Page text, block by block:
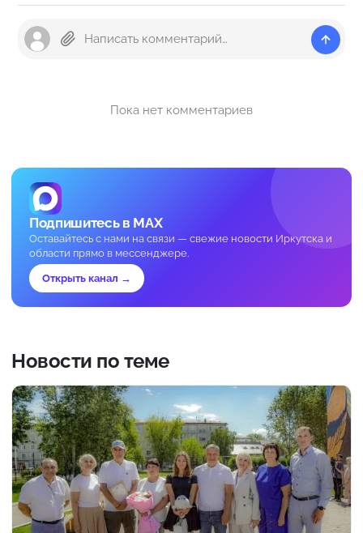
Пока нет комментариев
Подпишитесь в MAX
Оставайтесь с нами на связи — свежие новости Иркутска и
области прямо в мессенджере.
Открыть канал →
Новости по теме